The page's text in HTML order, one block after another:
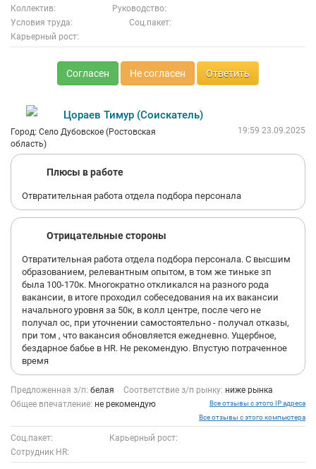
Коллектив:
Руководство:
Условия труда:
Соц.пакет:
Карьерный рост:
Согласен Не согласен Ответить
Цораев Тимур (Соискатель)
Город: Село Дубовское (Ростовская
область)
19:59 23.09.2025
Плюсы в работе
Отвратительная работа отдела подбора персонала
Отрицательные стороны
Отвратительная работа отдела подбора персонала. С высшим
образованием, релевантным опытом, в том же тиньке зп
была 100-170к. Многократно откликался на разного рода
вакансии, в итоге проходил собеседования на их вакансии
начального уровня за 50к, в колл центре, после чего не
получал ос, при уточнении самостоятельно - получал отказы,
при том , что вакансия обновляется ежедневно. Ущербное,
бездарное бабье в HR. Не рекомендую. Впустую потраченное
время
Предложенная з/п: белая Соответствие з/п рынку: ниже рынка
Общее впечатление: не рекомендую
Все отзывы с этого IP адреса
Все отзывы с этого компьютера
Соц.пакет:
Карьерный рост:
Сотрудник HR: